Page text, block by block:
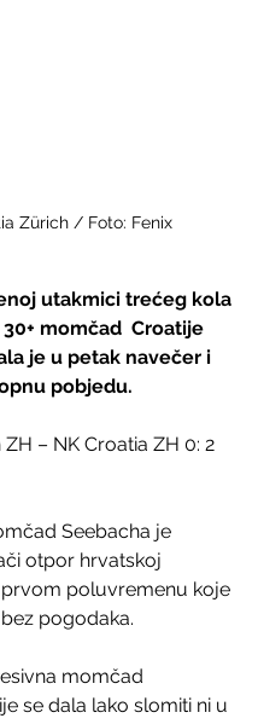
Zürich / Foto: Fenix
utakmici trećeg kola
momčad  Croatije
je u petak navečer i
pobjedu.
– NK Croatia ZH 0: 2
Seebacha je
otpor hrvatskoj
poluvremenu koje
pogodaka.
momčad
se dala lako slomiti ni u